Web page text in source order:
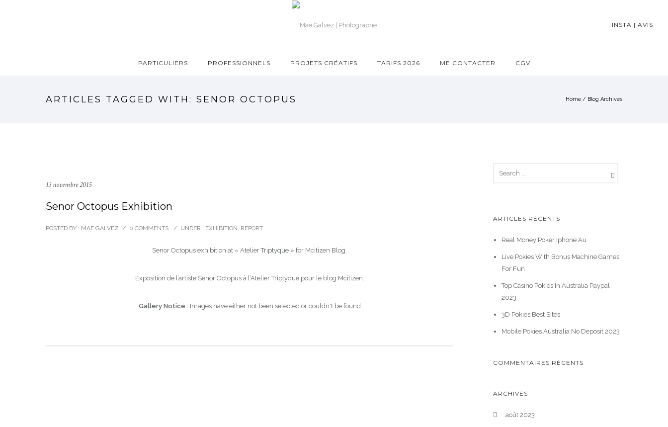
INSTA | AVIS
PARTICULIERS PROFESSIONNELS PROJETS CRÉATIFS TARIFS 2026 ME CONTACTER CGV
ARTICLES TAGGED WITH: SENOR OCTOPUS Home / Blog Archives
13 novembre 2015
Senor Octopus Exhibition
POSTED BY : MAE GALVEZ / 0 COMMENTS / UNDER : EXHIBITION REPORT
Senor Octopus exhibition at « Atelier Triptyque » for Mcitizen Blog.
Exposition de l’artiste Senor Octopus à l’Atelier Triptyque pour le blog Mcitizen.
Gallery Notice : Images have either not been selected or couldn't be found
ARTICLES RÉCENTS
Real Money Poker Iphone Au
Live Pokies With Bonus Machine Games
For Fun
Top Casino Pokies In Australia Paypal
2023
3D Pokies Best Sites
Mobile Pokies Australia No Deposit 2023
COMMENTAIRES RÉCENTS
ARCHIVES
août 2023